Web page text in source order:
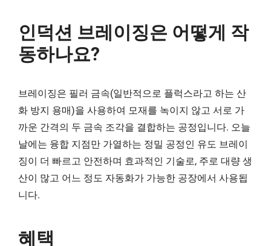
인덕션 브레이징은 어떻게 작
동하나요?
브레이징은 필러 금속(일반적으로 플럭스라고 하는 산
화 방지 용매)을 사용하여 모재를 녹이지 않고 서로 가
까운 간격의 두 금속 조각을 결합하는 공정입니다. 오늘
날에는 융합 지점만 가열하는 정밀 공정인 유도 브레이
징이 더 빠르고 안전하며 효과적인 기술로, 주로 대량 생
산이 많고 어느 정도 자동화가 가능한 공장에서 사용됩
니다.
혜택